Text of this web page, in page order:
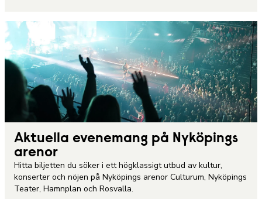
Aktuella evenemang på Nyköpings
arenor
Hitta biljetten du söker i ett högklassigt utbud av kultur,
konserter och nöjen på Nyköpings arenor Culturum, Nyköpings
Teater, Hamnplan och Rosvalla.